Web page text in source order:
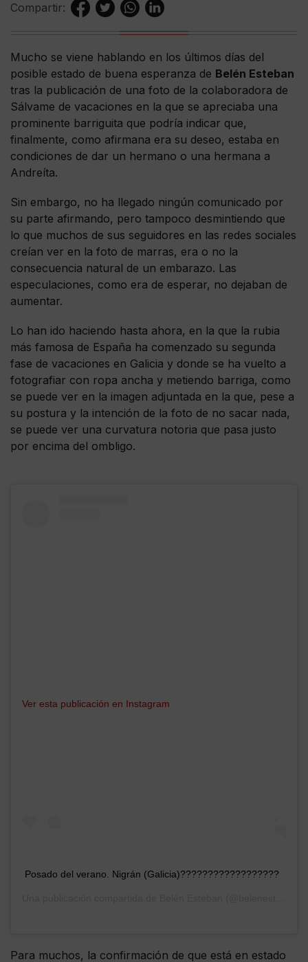
Compartir:
Mucho se viene hablando en los últimos días del
posible estado de buena esperanza de Belén Esteban
tras la publicación de una foto de la colaboradora de
Sálvame de vacaciones en la que se apreciaba una
prominente barriguita que podría indicar que,
finalmente, como afirmana era su deseo, estaba en
condiciones de dar un hermano o una hermana a
Andreíta.
Sin embargo, no ha llegado ningún comunicado por
su parte afirmando, pero tampoco desmintiendo que
lo que muchos de sus seguidores en las redes sociales
creían ver en la foto de marras, era o no la
consecuencia natural de un embarazo. Las
especulaciones, como era de esperar, no dejaban de
aumentar.
Lo han ido haciendo hasta ahora, en la que la rubia
más famosa de España ha comenzado su segunda
fase de vacaciones en Galicia y donde se ha vuelto a
fotografiar con ropa ancha y metiendo barriga, como
se puede ver en la imagen adjuntada en la que, pese a
su postura y la intención de la foto de no sacar nada,
se puede ver una curvatura notoria que pasa justo
por encima del ombligo.
Ver esta publicación en Instagram
Posado del verano. Nigrán (Galicia)??‍????‍????‍????????
Para muchos, la confirmación de que está en estado